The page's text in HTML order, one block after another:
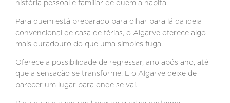
história pessoal e familiar de quem a habita.
Para quem está preparado para olhar para lá da ideia
convencional de casa de férias, o Algarve oferece algo
mais duradouro do que uma simples fuga.
Oferece a possibilidade de regressar, ano após ano, até
que a sensação se transforme. E o Algarve deixe de
parecer um lugar para onde se vai.